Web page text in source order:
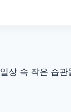
일상 속 작은 습